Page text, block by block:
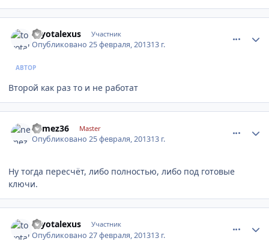
toyotalexus Участник
Опубликовано25 февраля, 201313 г.
АВТОР
Второй как раз то и не работат
nemez36 Master
Опубликовано25 февраля, 201313 г.
Ну тогда пересчёт, либо полностью, либо под готовые
ключи.
toyotalexus Участник
Опубликовано27 февраля, 201313 г.